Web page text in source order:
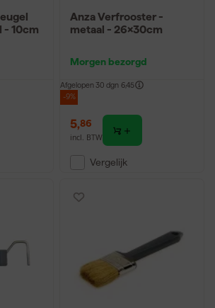
- 10cm
Anza Verfrooster -
metaal - 26x30cm
Morgen bezorgd
Afgelopen 30 dgn 6,45
-9%
5,86
incl. BTW
Vergelijk